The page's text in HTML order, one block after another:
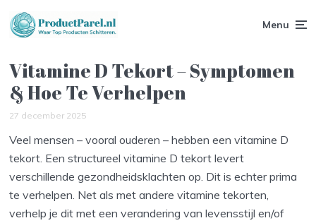
Menu
Vitamine D Tekort – Symptomen
& Hoe Te Verhelpen
27 december 2025
Veel mensen – vooral ouderen – hebben een vitamine D
tekort. Een structureel vitamine D tekort levert
verschillende gezondheidsklachten op. Dit is echter prima
te verhelpen. Net als met andere vitamine tekorten,
verhelp je dit met een verandering van levensstijl en/of